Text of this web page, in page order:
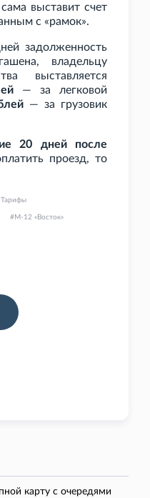
выставит счет
с «рамок».
задолженность
владельцу
выставляется
— за легковой
— за грузовик
20 дней после
проезд, то
Тарифы
М-12 «Восток»
карту с очередями